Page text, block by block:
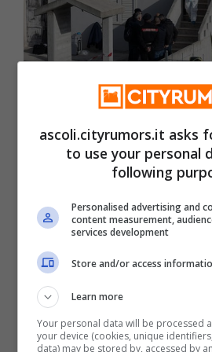
Rinviato a giudizio Massimo
Ascoli.cityrumors.it
di Ascoli, con la
impressionante è l’
tortura. Le indagini della
hanno stabilito che gli
ascoli.cityrumors.it asks
to use your personal
following
Personalised advertising and
content measurement,
services development
Store and/or access
Learn more
Your personal data will be processed
your device (cookies, unique
data) may be stored by, accessed by